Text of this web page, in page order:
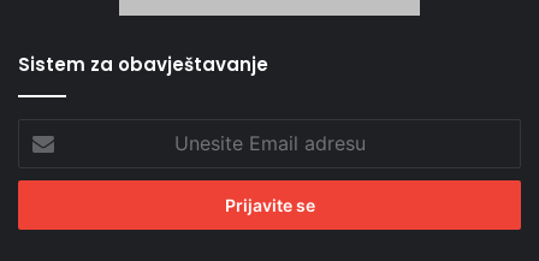
Sistem za obavještavanje
Unesite
Email
adresu